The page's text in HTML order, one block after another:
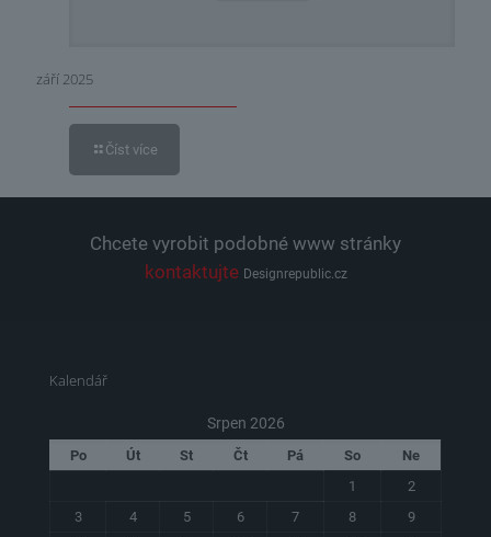
září 2025
Číst více
Chcete vyrobit podobné www stránky
kontaktujte Designrepublic.cz
Kalendář
Srpen 2026
Po Út St Čt Pá So
Ne
1
2
3
4 5 6 7 8
9